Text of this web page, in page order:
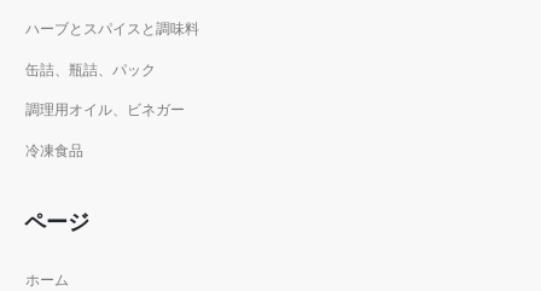
ハーブとスパイスと調味料
缶詰、瓶詰、パック
調理用オイル、ビネガー
冷凍食品
ページ
ホーム